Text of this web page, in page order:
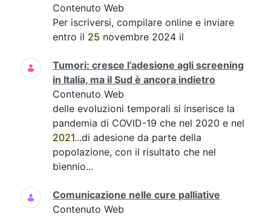
Contenuto Web
Per iscriversi, compilare online e inviare
entro il 25 novembre 2024 il
Tumori: cresce l’adesione agli screening
in Italia, ma il Sud è ancora indietro
Contenuto Web
delle evoluzioni temporali si inserisce la
pandemia di COVID-19 che nel 2020 e nel
2021...di adesione da parte della
popolazione, con il risultato che nel
biennio...
Comunicazione nelle cure palliative
Contenuto Web